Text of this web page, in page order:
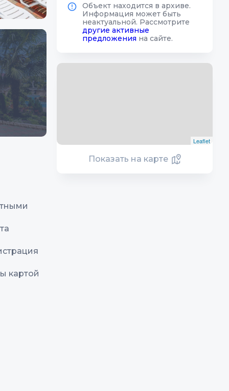
картой
Объект находится в архиве.
Информация может быть
неактуальной. Рассмотрите
другие активные
предложения на сайте.
Leaflet
Показать на карте